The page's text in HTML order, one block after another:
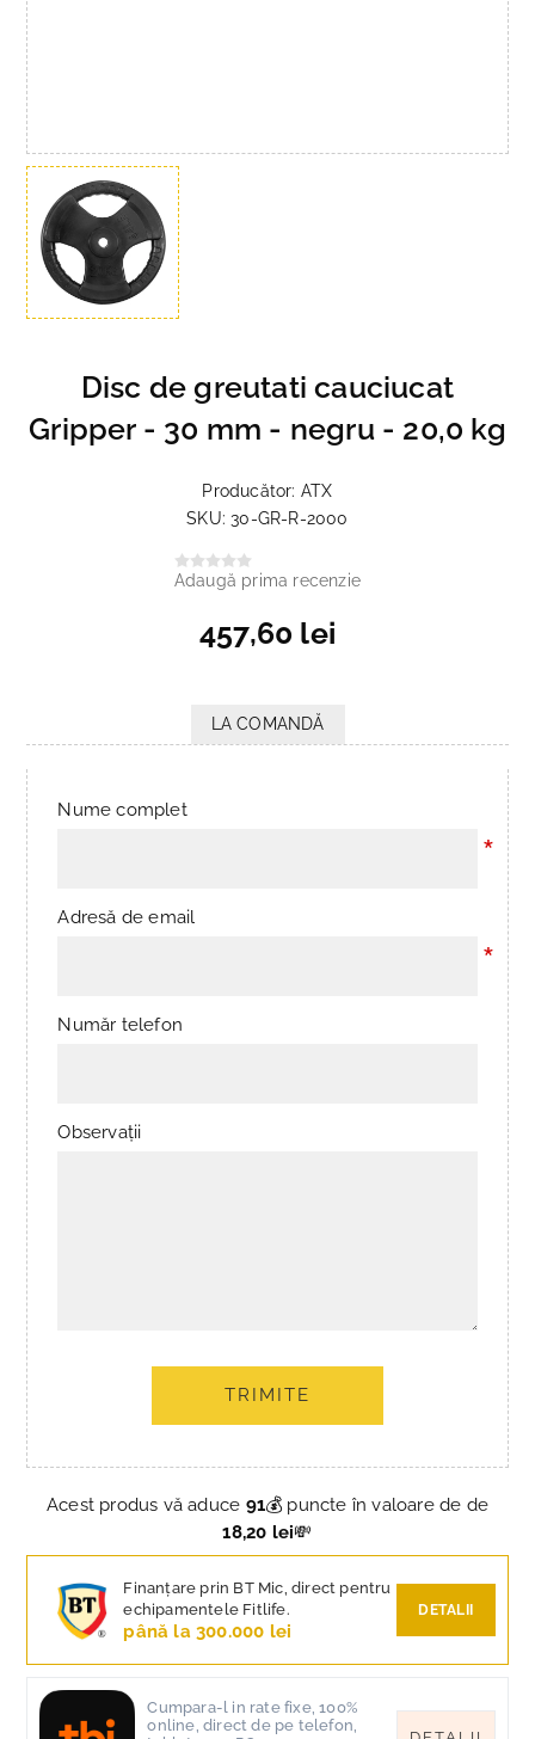
Disc de greutati cauciucat
Gripper - 30 mm - negru - 20,0 kg
Producător: ATX
SKU: 30-GR-R-2000
Adaugă prima recenzie
457,60 lei
LA COMANDĂ
Nume complet
*
Adresă de email
*
Număr telefon
Observații
TRIMITE
Acest produs vă aduce 91💰 puncte în valoare de de
18,20 lei💸
Finanțare prin BT Mic, direct pentru
echipamentele Fitlife.
până la 300.000 lei
DETALII
Cumpara-l in rate fixe, 100%
online, direct de pe telefon,